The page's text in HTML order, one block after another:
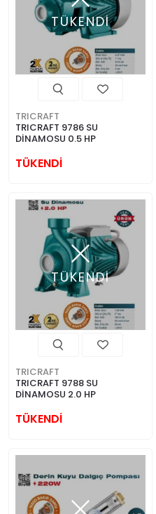
TÜKENDİ
TRICRAFT
TRICRAFT 9786 SU
DİNAMOSU 0.5 HP
TÜKENDİ
TÜKENDİ
TRICRAFT
TRICRAFT 9788 SU
DİNAMOSU 2.0 HP
TÜKENDİ